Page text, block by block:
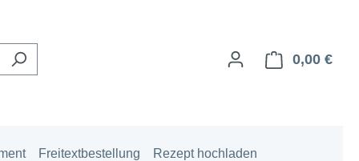
0,00 €
Freitextbestellung Rezept hochladen